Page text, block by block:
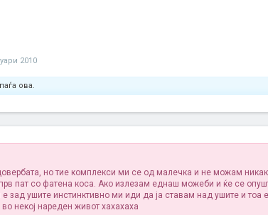
2010
ова.
но тие комплекси ми се од малечка и не можам
пат со фатена коса. Ако излезам еднаш можеби и ќе се
зад ушите инстинктивно ми иди да ја ставам над ушите и тоа
некој нареден живот хахахаха